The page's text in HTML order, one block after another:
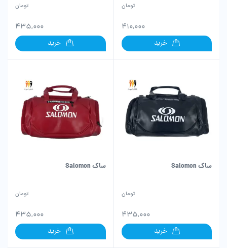
410,000
تومان
خرید
435,000
تومان
خرید
ساک Salomon
435,000
تومان
خرید
ساک Salomon
435,000
تومان
خرید